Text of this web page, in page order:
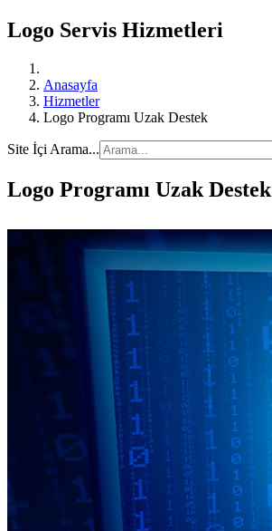
Logo Servis Hizmetleri
Anasayfa
Hizmetler
Logo Programı Uzak Destek
Site İçi Arama...
Logo Programı Uzak Destek